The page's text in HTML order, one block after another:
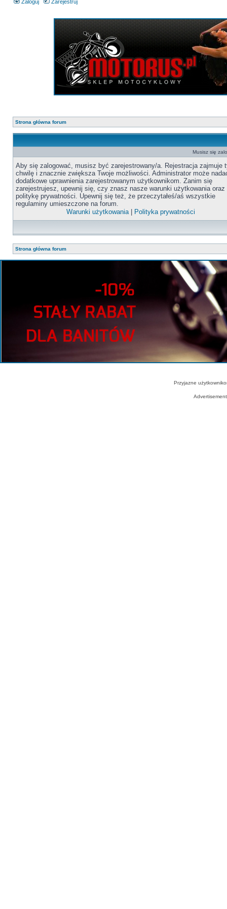
Zaloguj Zarejestruj
Strona główna forum
Musisz się
Aby się zalogować, musisz być zarejestrowany/a. Rejestracja zajmuje
chwilę i znacznie zwiększa Twoje możliwości. Administrator może
dodatkowe uprawnienia zarejestrowanym użytkownikom. Zanim się
zarejestrujesz, upewnij się, czy znasz nasze warunki użytkowania oraz
politykę prywatności. Upewnij się też, że przeczytałeś/aś wszystkie
regulaminy umieszczone na forum.
Warunki użytkowania| Polityka prywatności
Strona główna forum
Przyjazne